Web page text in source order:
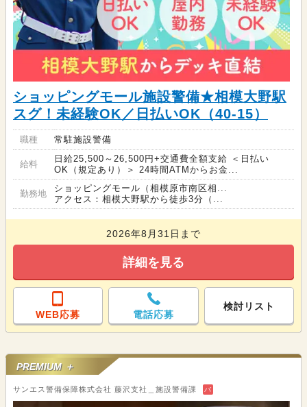
ショッピングモール施設警備★相模大野駅
スグ！未経験OK／日払いOK（40-15）
職種 常駐施設警備
給料
日給25,500～26,500円+交通費全額支給 ＜日払い
OK（規定あり）＞ 24時間ATMからお金...
勤務地
ショッピングモール（相模原市南区相...
アクセス：相模大野駅から徒歩3分（...
2026年8月31日まで
詳細を見る
WEB応募 電話応募
検討リスト
PREMIUM ＋
サンエス警備保障株式会社 藤沢支社＿施設警備課 バ